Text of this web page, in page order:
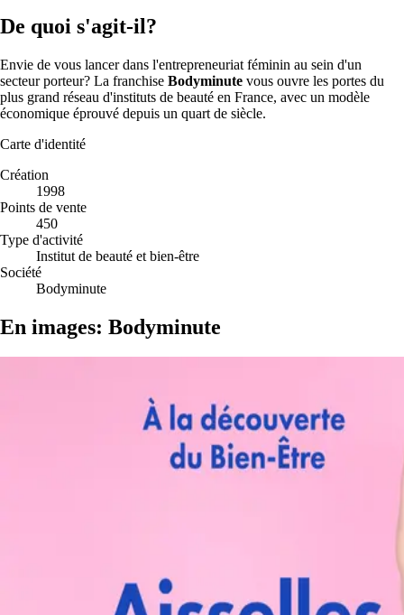
De quoi s'agit-il?
Envie de vous lancer dans l'entrepreneuriat féminin au sein d'un
secteur porteur? La franchise Bodyminute vous ouvre les portes du
plus grand réseau d'instituts de beauté en France, avec un modèle
économique éprouvé depuis un quart de siècle.
Carte d'identité
Création
1998
Points de vente
450
Type d'activité
Institut de beauté et bien-être
Société
Bodyminute
En images: Bodyminute